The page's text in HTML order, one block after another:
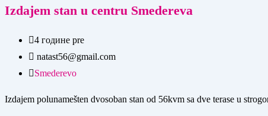
Izdajem stan u centru Smedereva
4 године pre
natast56@gmail.com
Smederevo
Izdajem polunamešten dvosoban stan od 56kvm sa dve terase u